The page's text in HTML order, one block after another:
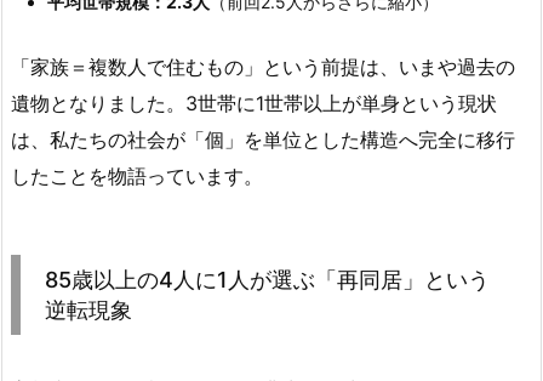
「家族＝複数人で住むもの」という前提は、いまや過去の
遺物となりました。3世帯に1世帯以上が単身という現状
は、私たちの社会が「個」を単位とした構造へ完全に移行
したことを物語っています。
85歳以上の4人に1人が選ぶ「再同居」という
逆転現象